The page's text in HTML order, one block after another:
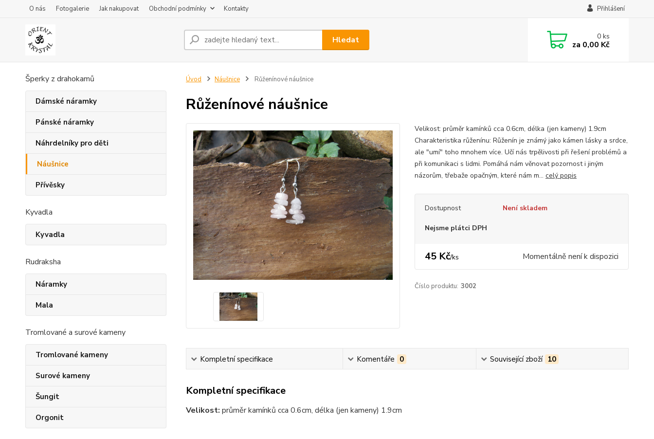
O nás Fotogalerie Jak nakupovat Obchodní podmínky Kontakty Přihlášení
Hledat 0ks
za 0,00 Kč
Šperky z drahokamů
Dámské náramky
Pánské náramky
Náhrdelníky pro děti
Náušnice
Přívěsky
Kyvadla
Kyvadla
Rudraksha
Náramky
Mala
Tromlované a surové kameny
Tromlované kameny
Surové kameny
Šungit
Orgonit
Úvod Náušnice Růženínové náušnice
Růženínové náušnice
Velikost: průměr kamínků cca 0.6cm, délka (jen kameny) 1.9cm
Charakteristika růženínu: Růženín je známý jako kámen lásky a srdce,
ale "umí" toho mnohem více. Učí nás trpělivosti při řešení problémů a
při komunikaci s lidmi. Pomáhá nám věnovat pozornost i jiným
názorům, třebaže opačným, které nám m... celý popis
Dostupnost Není skladem
Nejsme plátci DPH
45 Kč/ks Momentálně není k dispozici
Číslo produktu: 3002
Kompletní specifikace Komentáře 0 Související zboží 10
Kompletní specifikace
Velikost: průměr kamínků cca 0.6cm, délka (jen kameny) 1.9cm